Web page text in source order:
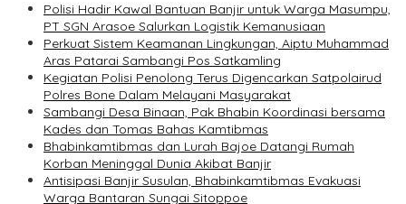
Polisi Hadir Kawal Bantuan Banjir untuk Warga Masumpu,
PT SGN Arasoe Salurkan Logistik Kemanusiaan
Perkuat Sistem Keamanan Lingkungan, Aiptu Muhammad
Aras Patarai Sambangi Pos Satkamling
Kegiatan Polisi Penolong Terus Digencarkan Satpolairud
Polres Bone Dalam Melayani Masyarakat
Sambangi Desa Binaan, Pak Bhabin Koordinasi bersama
Kades dan Tomas Bahas Kamtibmas
Bhabinkamtibmas dan Lurah Bajoe Datangi Rumah
Korban Meninggal Dunia Akibat Banjir
Antisipasi Banjir Susulan, Bhabinkamtibmas Evakuasi
Warga Bantaran Sungai Sitoppoe